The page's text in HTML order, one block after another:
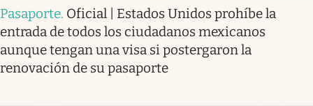
Pasaporte. Oficial | Estados Unidos prohíbe la
entrada de todos los ciudadanos mexicanos
aunque tengan una visa si postergaron la
renovación de su pasaporte